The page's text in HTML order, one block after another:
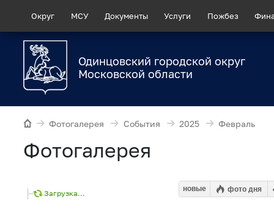
Округ МСУ Документы Услуги Пожбез
Одинцовский городской округ
Московской области
Фотогалерея События 2025 Февраль
Фотогалерея
Загрузка...
новые фото дня